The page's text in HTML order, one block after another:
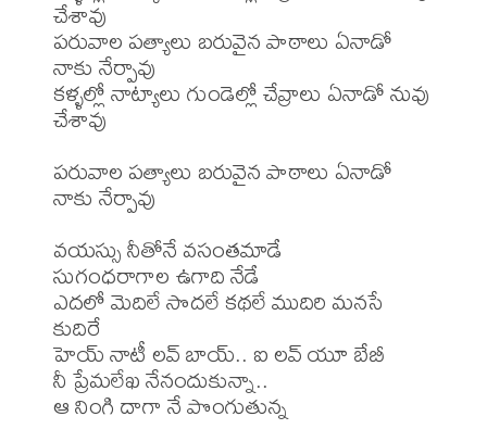
చేశావు
పరువాల పత్యాలు బరువైన పాఠాలు ఏనాడో
నాకు నేర్పావు
కళ్ళల్లో నాట్యాలు గుండెల్లో చేవ్రాలు ఏనాడో నువు
చేశావు
పరువాల పత్యాలు బరువైన పాఠాలు ఏనాడో
నాకు నేర్పావు
వయస్సు నీతోనే వసంతమాడే
సుగంధరాగాల ఉగాది నేడే
ఎదలో మెదిలే సొదలే కథలే ముదిరి మనసే
కుదిరే
హెయ్ నాటీ లవ్ బాయ్.. ఐ లవ్ యూ బేబీ
నీ ప్రేమలేఖ నేనందుకున్నా..
ఆ నింగి దాగా నే పొంగుతున్న